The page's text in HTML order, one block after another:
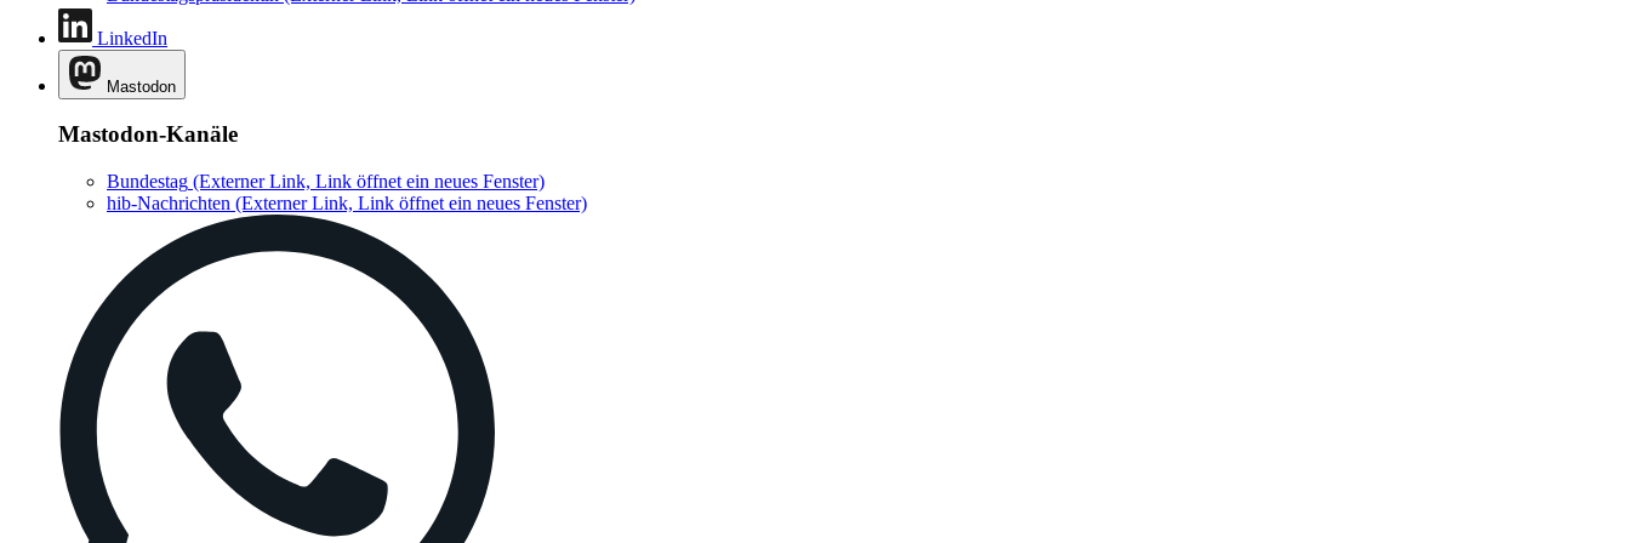
LinkedIn
Mastodon
Mastodon-Kanäle
Bundestag (Externer Link, Link öffnet ein neues Fenster)
hib-Nachrichten (Externer Link, Link öffnet ein neues Fenster)